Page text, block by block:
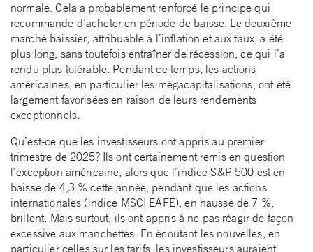
normale. Cela a probablement renforcé le principe qui
recommande d’acheter en période de baisse. Le deuxième
marché baissier, attribuable à l’inflation et aux taux, a été
plus long, sans toutefois entraîner de récession, ce qui l’a
rendu plus tolérable. Pendant ce temps, les actions
américaines, en particulier les mégacapitalisations, ont été
largement favorisées en raison de leurs rendements
exceptionnels.
Qu’est-ce que les investisseurs ont appris au premier
trimestre de 2025? Ils ont certainement remis en question
l’exception américaine, alors que l’indice S&P 500 est en
baisse de 4,3 % cette année, pendant que les actions
internationales (indice MSCI EAFE), en hausse de 7 %,
brillent. Mais surtout, ils ont appris à ne pas réagir de façon
excessive aux manchettes. En écoutant les nouvelles, en
particulier celles sur les tarifs, les investisseurs auraient